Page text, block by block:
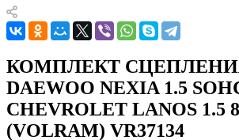
КОМПЛЕКТ
DAEWOO NEXIA 1.5
CHEVROLET LANOS 1.5
(VOLRAM) VR37134